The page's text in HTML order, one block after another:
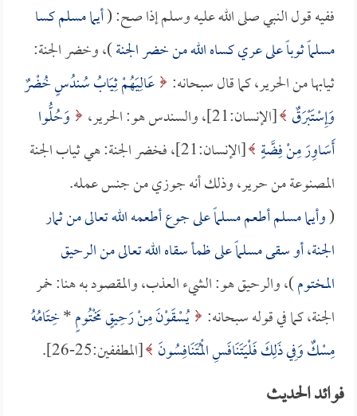
ففيه قول النبي صلى الله عليه وسلم إذا صح: (أيما مسلم كسا
مسلماً ثوباً على عري كساه الله من خضر الجنة)، وخضر الجنة:
ثيابها من الحرير، كما قال سبحانه: عَالِيَهُمْ ثِيَابُ سُندُسٍ خُضْرٌ
وَإِسْتَبْرَقٌ [الإنسان:21]، والسندس هو: الحرير،
وَحُلُّوا
أَسَاوِرَ مِنْ فِضَّةٍ
[الإنسان:21]، فخضر الجنة: هي ثياب الجنة
المصنوعة من حرير، وذلك أنه جوزي من جنس عمله.
(وأيما مسلم أطعم مسلماً على جوع أطعمه الله تعالى من ثمار
الجنة، أو سقى مسلماً على ظمأ سقاه الله تعالى من الرحيق
المختوم)، والرحيق هو: الشيء العذب، والمقصود به هنا: خمر
الجنة، كما في قوله سبحانه: يُسْقَوْنَ مِنْ رَحِيقٍ مَخْتُومٍ*خِتَامُهُ
مِسْكٌ وَفِي ذَلِكَ فَلْيَتَنَافَسِ الْمُتَنَافِسُونَ [المطففين:25-26].
فوائد الحديث